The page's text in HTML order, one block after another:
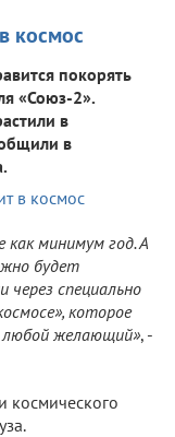
космос
покорять
«Союз-2».
в
в
как минимум год. А
будет
через специально
которое
желающий», -
космического